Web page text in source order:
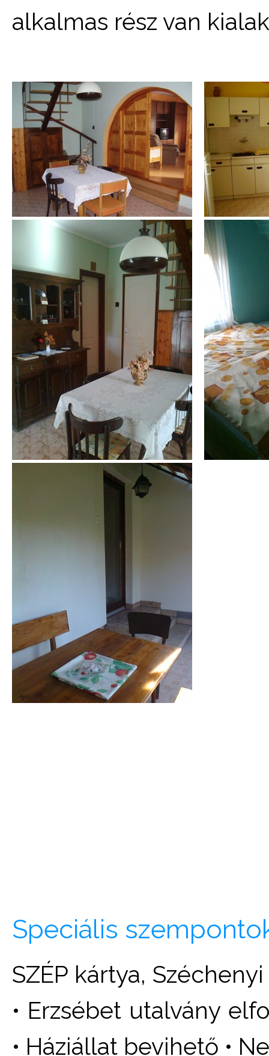
alkalmas rész van
Speciális
SZÉP kártya,
• Erzsébet utalvány
• Háziállat bevihető •